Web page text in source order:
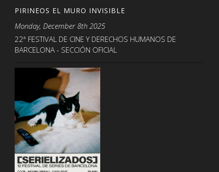
PIRINEOS EL MURO INVISIBLE
Monday, December 8th 2025
22ª FESTIVAL DE CINE Y DERECHOS HUMANOS DE
BARCELONA - SECCIÓN OFICIAL